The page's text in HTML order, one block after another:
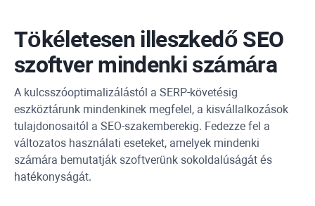
Tökéletesen illeszkedő SEO
szoftver mindenki számára
A kulcsszóoptimalizálástól a SERP-követésig
eszköztárunk mindenkinek megfelel, a kisvállalkozások
tulajdonosaitól a SEO-szakemberekig. Fedezze fel a
változatos használati eseteket, amelyek mindenki
számára bemutatják szoftverünk sokoldalúságát és
hatékonyságát.